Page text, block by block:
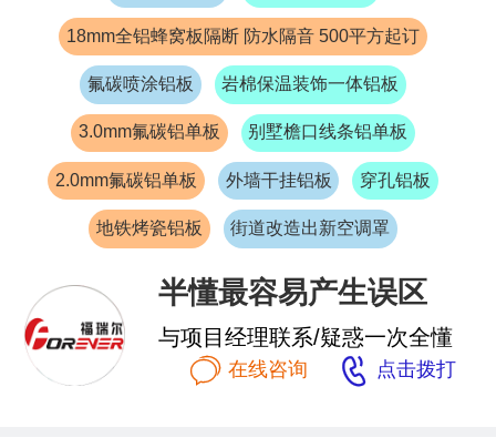
18mm全铝蜂窝板隔断 防水隔音 500平方起订
氟碳喷涂铝板 岩棉保温装饰一体铝板
3.0mm氟碳铝单板 别墅檐口线条铝单板
2.0mm氟碳铝单板 外墙干挂铝板 穿孔铝板
地铁烤瓷铝板 街道改造出新空调罩
半懂最容易产生误区
与项目经理联系/疑惑一次全懂
 在线咨询  点击拨打